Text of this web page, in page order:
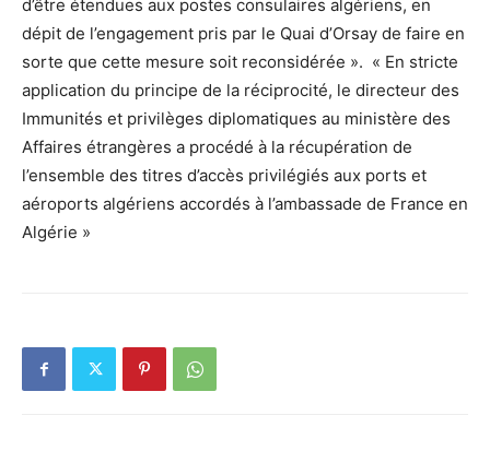
d’être étendues aux postes consulaires algériens, en
dépit de l’engagement pris par le Quai d’Orsay de faire en
sorte que cette mesure soit reconsidérée ». « En stricte
application du principe de la réciprocité, le directeur des
Immunités et privilèges diplomatiques au ministère des
Affaires étrangères a procédé à la récupération de
l’ensemble des titres d’accès privilégiés aux ports et
aéroports algériens accordés à l’ambassade de France en
Algérie »